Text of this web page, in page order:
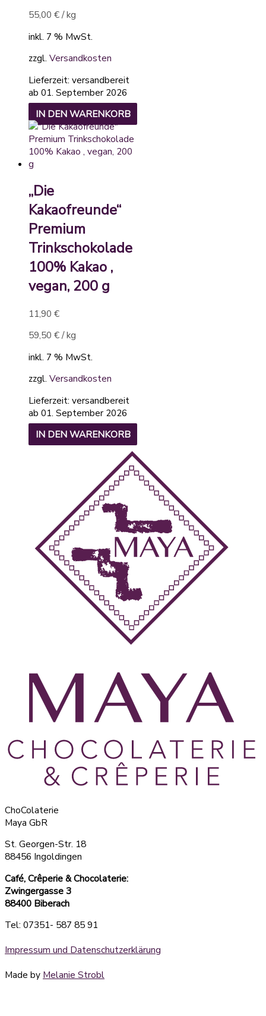
55,00 €/kg
inkl. 7 % MwSt.
zzgl. Versandkosten
Lieferzeit: versandbereit
ab 01. September 2026
IN DEN WARENKORB
„Die
Kakaofreunde“
Premium
Trinkschokolade
100% Kakao ,
vegan, 200 g
11,90 €
59,50 €/kg
inkl. 7 % MwSt.
zzgl. Versandkosten
Lieferzeit: versandbereit
ab 01. September 2026
IN DEN WARENKORB
ChoColaterie
Maya GbR
St. Georgen-Str. 18
88456 Ingoldingen
Café, Crêperie & Chocolaterie:
Zwingergasse 3
88400 Biberach
Tel: 07351- 587 85 91
Impressum und Datenschutzerklärung
Made by Melanie Strobl